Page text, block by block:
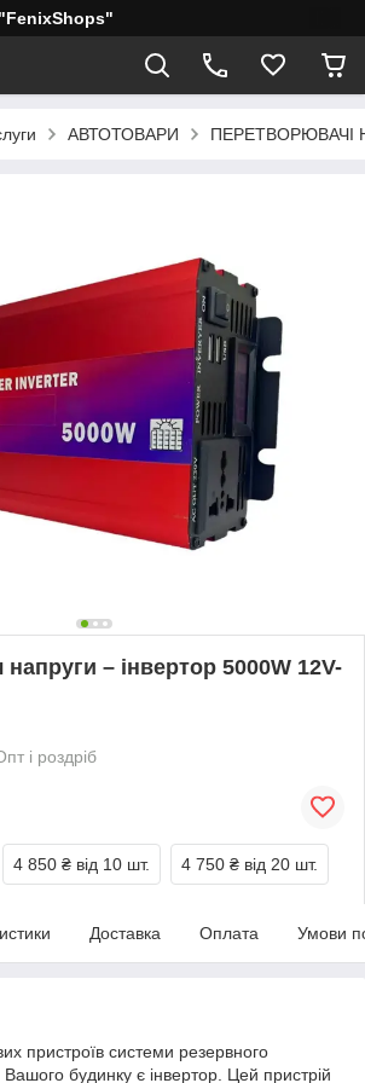
"FenixShops"
АВТОТОВАРИ ПЕРЕТВОРЮВАЧІ
– інвертор 5000W 12V-
і роздріб
4 850 ₴ від 10 шт. 4 750 ₴ від 20 шт.
Доставка Оплата Умови
пристроїв системи резервного
будинку є інвертор. Цей пристрій